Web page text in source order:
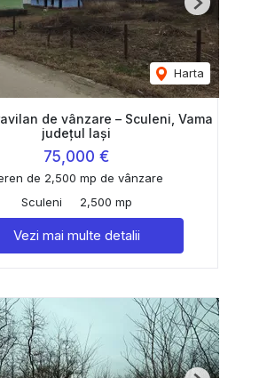
Harta
Next
de vânzare – Sculeni, Vama
județul Iași
75,000 €
de 2,500 mp de vânzare
Sculeni
2,500 mp
Vezi mai multe detalii